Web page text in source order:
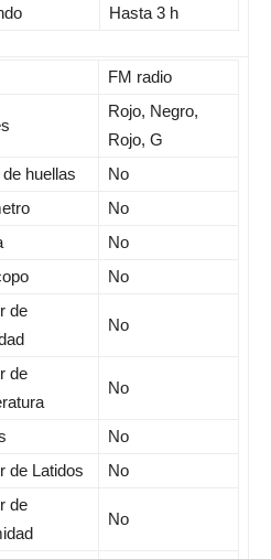
Hasta 3 h
FM radio
Rojo, Negro,
Rojo, G
huellas
No
No
No
No
de
No
de
No
No
de Latidos
No
de
No